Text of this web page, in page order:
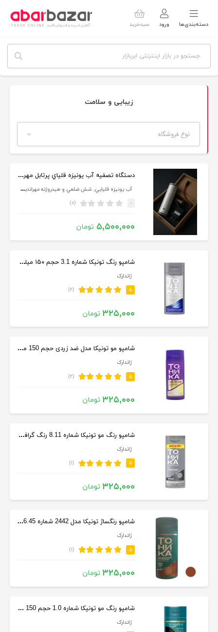
دسته‌بندی‌ها ورود سبدخرید
زیبایی و سلامت
نوع فروشگاه
دستگاه تصفيه آب يونيزه قلياي پرتابل مهرانديشان
آب يونيزه قليايي, شش ضلعي و هيدروژنه مهرانديشان
- (۰)
۵,۵۰۰,۰۰۰ تومان
شامپو رنگ تونیکا شماره 3.1 حجم ۱۵۰ میلی لیترسرمه ای
ژاندارک
۵ (۲)
۳۲۵,۰۰۰ تومان
شامپو مو تونیکا مدل ضد زردی حجم 150 میلی لیتر
ژاندارک
۵ (۲)
۳۲۵,۰۰۰ تومان
شامپو رنگ مو تونیکا شماره 8.11 رنگ گرافیتی حجم 150 میلی لیتر
ژاندارک
۵ (۱)
۳۲۵,۰۰۰ تومان
شامپو رنگساژ تونیکا مدل 2442 شماره 6.45 حجم 150 میل رنگ مسی
ژاندارک
۵ (۱)
۳۲۵,۰۰۰ تومان
شامپو رنگ مو تونیکا شماره 1.0 حجم 150 میلی‌ لیتر رنگ مشکی
ژاندارک